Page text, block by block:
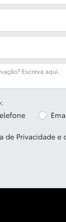
de Privacidadee